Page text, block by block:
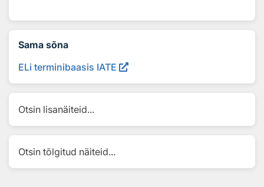
Sama sõna
ELi terminibaasis IATE
Otsin lisanäiteid...
Otsin tõlgitud näiteid...